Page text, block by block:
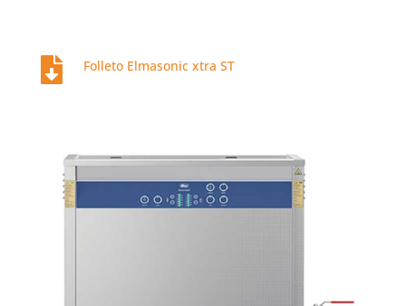
 Folleto Elmasonic xtra ST